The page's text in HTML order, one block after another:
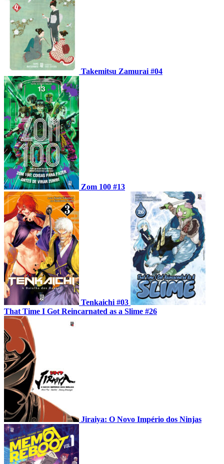
Takemitsu Zamurai #04
Zom 100 #13
Tenkaichi #03
That Time I Got Reincarnated as a Slime #26
Jiraiya: O Novo Império dos Ninjas